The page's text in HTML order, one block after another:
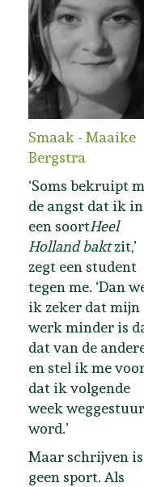
Smaak - Maaike
Bergstra
‘Soms bekruipt
de angst dat ik in
een soortHeel
Holland baktzit,’
zegt een student
tegen me. ‘Dan
ik zeker dat mijn
werk minder is
dat van de
en stel ik me
dat ik volgende
week
word.’
Maar schrijven is
geen sport. Als